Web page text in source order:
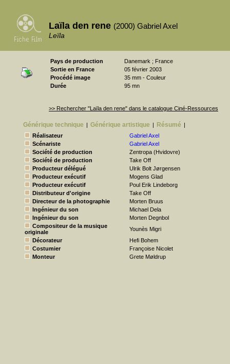
Laïla den rene (2000) Gabriel Axel
Leïla
Pays de production
Danemark ; France
Sortie en France
05 février 2003
Procédé image
35 mm - Couleur
Durée
95 mn
>> Rechercher "Laïla den rene" dans le catalogue Ciné-Ressources
Générique technique | Générique artistique | Résumé |
Réalisateur
Gabriel Axel
Scénariste
Gabriel Axel
Société de production
Zentropa (Hvidovre)
Société de production
Take Off
Producteur délégué
Ulrik Bolt Jørgensen
Producteur exécutif
Mogens Glad
Producteur exécutif
Poul Erik Lindeborg
Distributeur d'origine
Take Off
Directeur de la photographie
Morten Bruus
Ingénieur du son
Michael Dela
Ingénieur du son
Morten Degnbol
Compositeur de la musique
originale
Younès Migri
Décorateur
Hefi Bohem
Costumier
Françoise Nicolet
Monteur
Grete Møldrup